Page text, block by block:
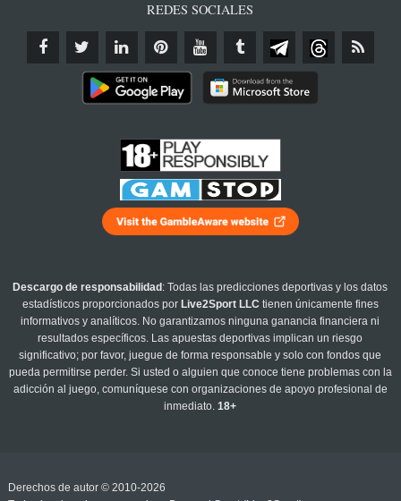
REDES SOCIALES
Descargo de responsabilidad : Todas las predicciones deportivas y los datos
estadísticos proporcionados por Live2Sport LLC tienen únicamente fines
informativos y analíticos. No garantizamos ninguna ganancia financiera ni
resultados específicos. Las apuestas deportivas implican un riesgo
significativo; por favor, juegue de forma responsable y solo con fondos que
pueda permitirse perder. Si usted o alguien que conoce tiene problemas con la
adicción al juego, comuníquese con organizaciones de apoyo profesional de
inmediato.18+
Derechos de autor © 2010-2026